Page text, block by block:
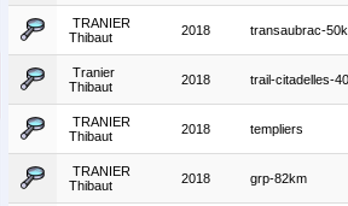
TRANIER
Thibaut
2018 transaubrac-
Tranier
Thibaut
2018 trail-citadelles-
TRANIER
Thibaut
2018 templiers
TRANIER
Thibaut
2018 grp-82km